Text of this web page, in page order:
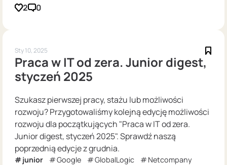
2 0
Sty 10, 2025
Praca w IT od zera. Junior digest,
styczeń 2025
Szukasz pierwszej pracy, stażu lub możliwości
rozwoju? Przygotowaliśmy kolejną edycję możliwości
rozwoju dla początkujących "Praca w IT od zera.
Junior digest, styczeń 2025". Sprawdź naszą
poprzednią edycje z grudnia.
junior Google GlobalLogic Netcompany